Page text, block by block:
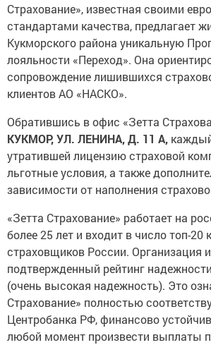
Страхование», известная своими
стандартами качества, предлагает
Кукморского района уникальную
лояльности «Переход». Она
сопровождение лишившихся
клиентов АО «НАСКО».
Обратившись в офис «Зетта
КУКМОР, УЛ. ЛЕНИНА, Д. 11 А,
утратившей лицензию страховой
льготные условия, а также
зависимости от наполнения
«Зетта Страхование» работает на
более 25 лет и входит в число топ-20
страховщиков России. Организация
подтвержденный рейтинг
(очень высокая надежность). Это
Страхование» полностью
Центробанка РФ, финансово
любой момент произвести выплаты